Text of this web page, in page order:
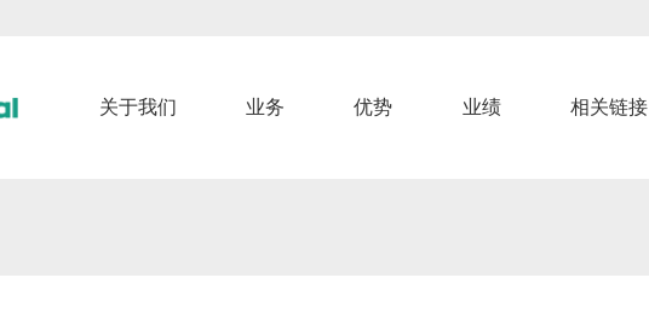
关于我们 业务 优势 业绩 相关链接